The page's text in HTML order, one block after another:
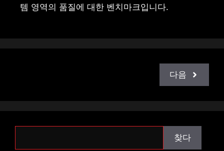
템 영역의 품질에 대한 벤치마크입니다.
다음
찾다